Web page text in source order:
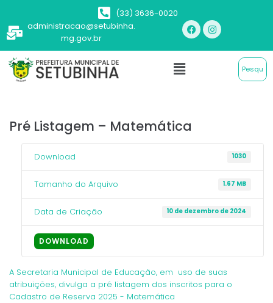
(33) 3636-0020
administracao@setubinha.
mg.gov.br
Pré Listagem – Matemática
Download 1030
Tamanho do Arquivo 1.67 MB
Data de Criação 10 de dezembro de 2024
DOWNLOAD
A Secretaria Municipal de Educação, em uso de suas
atribuições, divulga a pré listagem dos inscritos para o
Cadastro de Reserva 2025 - Matemática